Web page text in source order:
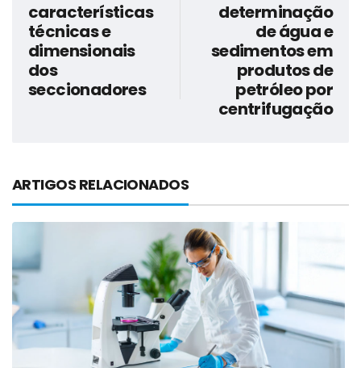
características
técnicas e
dimensionais
dos
seccionadores
determinação
de água e
sedimentos em
produtos de
petróleo por
centrifugação
ARTIGOS RELACIONADOS